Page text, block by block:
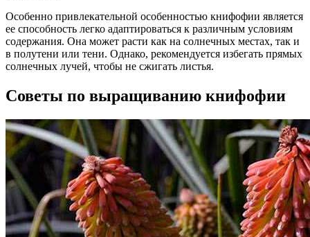
Особенно привлекательной особенностью книфофии является
ее способность легко адаптироваться к различным условиям
содержания. Она может расти как на солнечных местах, так и
в полутени или тени. Однако, рекомендуется избегать прямых
солнечных лучей, чтобы не сжигать листья.
Советы по выращиванию книфофии